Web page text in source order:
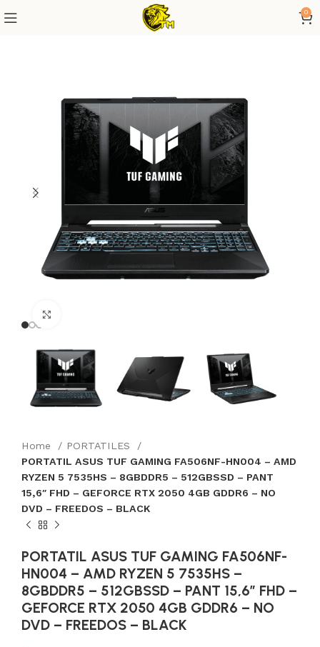
0
Home
PORTATILES
PORTATIL ASUS TUF GAMING FA506NF-HN004 – AMD
RYZEN 5 7535HS – 8GBDDR5 – 512GBSSD – PANT
15,6″ FHD – GEFORCE RTX 2050 4GB GDDR6 – NO
DVD – FREEDOS – BLACK
PORTATIL ASUS TUF GAMING FA506NF-
HN004 – AMD RYZEN 5 7535HS –
8GBDDR5 – 512GBSSD – PANT 15,6″ FHD –
GEFORCE RTX 2050 4GB GDDR6 – NO
DVD – FREEDOS – BLACK